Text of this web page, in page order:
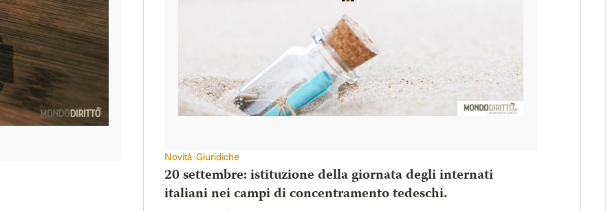
Novità Giuridiche
20 settembre: istituzione della giornata degli internati
italiani nei campi di concentramento tedeschi.